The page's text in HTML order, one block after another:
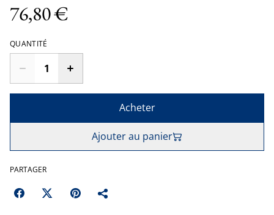
76,80 €
QUANTITÉ
Acheter
Ajouter au panier
PARTAGER